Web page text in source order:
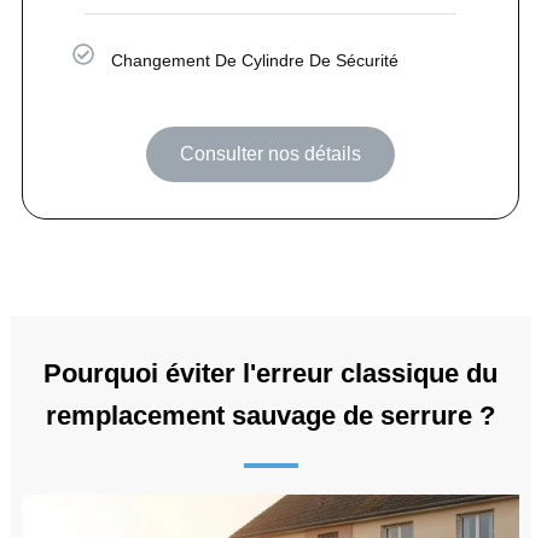
Changement De Cylindre De Sécurité
Consulter nos détails
Pourquoi éviter l'erreur classique du
remplacement sauvage de serrure ?